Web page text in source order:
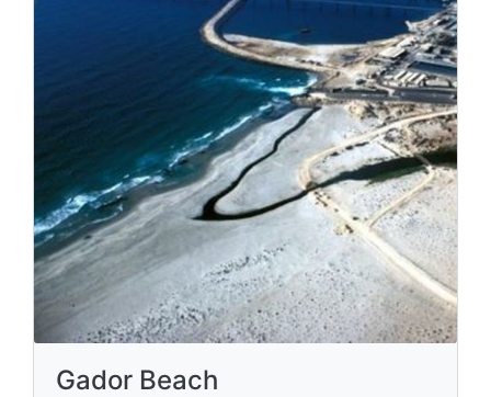
Gador Beach